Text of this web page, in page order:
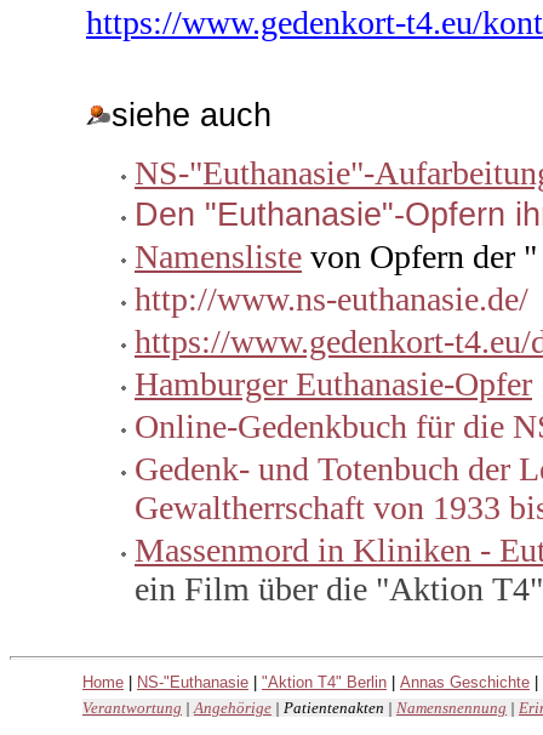
https://www.gedenkort-t4.eu/
siehe auch
NS-"Euthanasie"-
Den "Euthanasie"-Opfern
Namensliste von Opfern der
http://www.ns-euthanasie.de/
https://www.gedenkort-t4.eu/
Hamburger Euthanasie-Opfer
Online-Gedenkbuch für die
Gedenk- und Totenbuch der
Gewaltherrschaft von 1933
Massenmord in Kliniken -
ein Film über die "Aktion
Home NS-"Euthanasie "Aktion T4" Berlin Annas Geschichte
Verantwortung |Angehörige | Patientenakten | Namensnennung |